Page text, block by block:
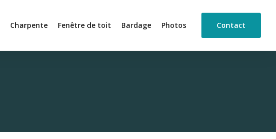
Charpente Fenêtre de toit Bardage Photos Contact